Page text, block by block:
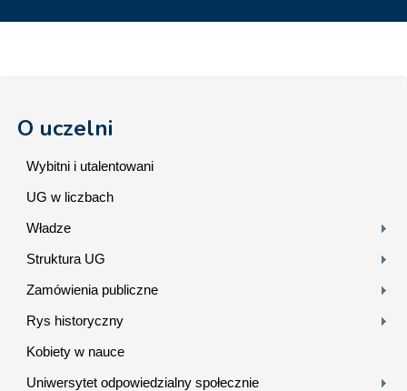
wyszukiwania
O uczelni
Wybitni i utalentowani
UG w liczbach
Władze
Struktura UG
Zamówienia publiczne
Rys historyczny
Kobiety w nauce
Uniwersytet odpowiedzialny społecznie